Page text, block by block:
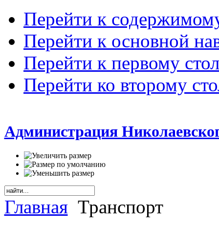
Перейти к
Перейти к основной
Перейти к первому
Перейти ко второму
Администрация
Главная Транспорт